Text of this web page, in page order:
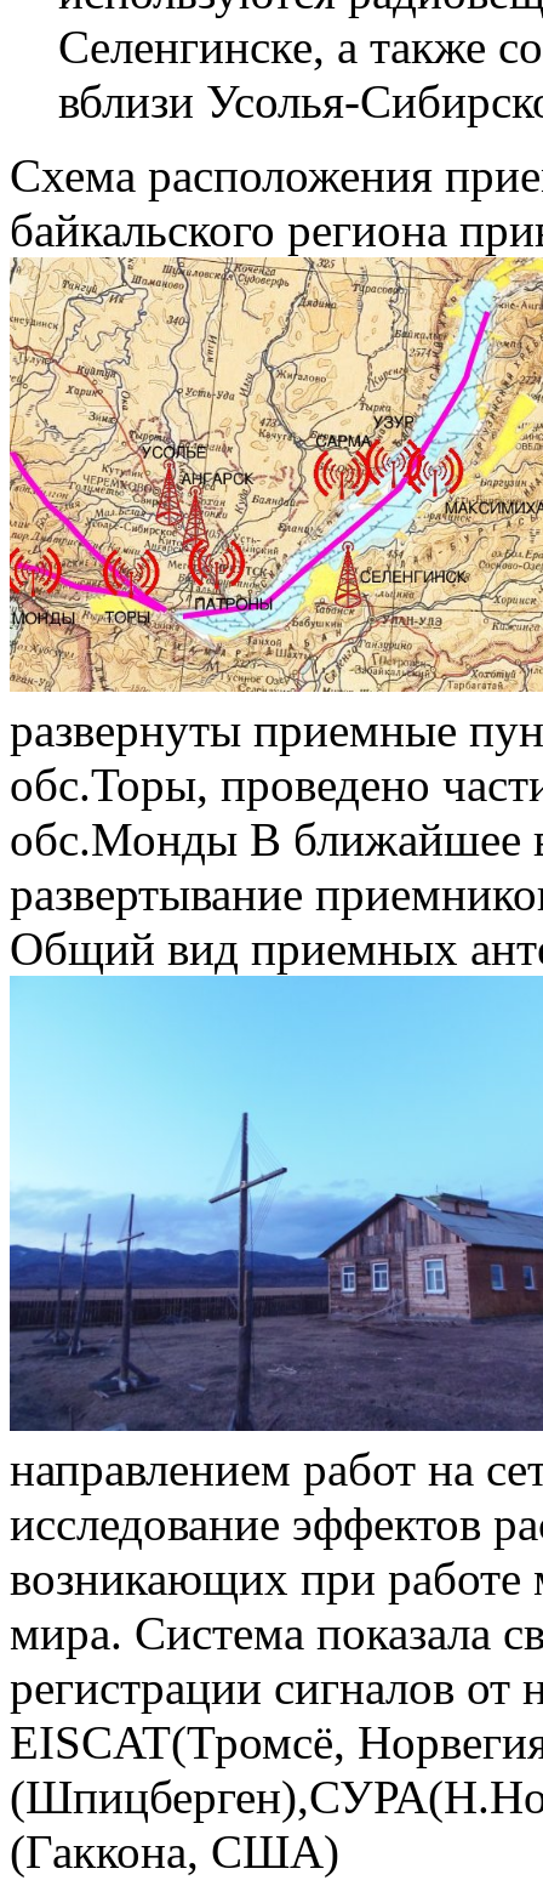
Селенгинске, а также
вблизи Усолья-
Схема расположения
байкальского региона
развернуты приемные
обс.Торы, проведено
обс.Монды В ближайшее
развертывание
Общий вид приемных
направлением работ на
исследование эффектов
возникающих при
мира. Система показала
регистрации сигналов от
EISCAT(Тромсё,
(Гаккона, США)